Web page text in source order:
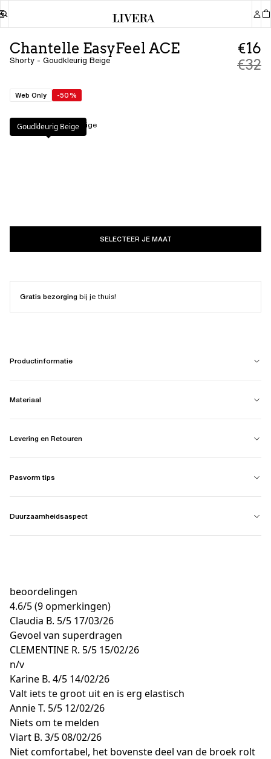
Chantelle EasyFeel ACE
Shorty - Goudkleurig Beige
€16
€32
Web Only -50%
Kleur: Goudkleurig Beige
Goudkleurig Beige
SELECTEER JE MAAT
Gratis bezorgingbij je thuis!
Productinformatie
Materiaal
Levering en Retouren
Pasvorm tips
Duurzaamheidsaspect
beoordelingen
4.6/5(9 opmerkingen)
Claudia B. 5/5 17/03/26
Gevoel van superdragen
CLEMENTINE R. 5/5 15/02/26
n/v
Karine B. 4/5 14/02/26
Valt iets te groot uit en is erg elastisch
Annie T. 5/5 12/02/26
Niets om te melden
Viart B. 3/508/02/26
Niet comfortabel, het bovenste deel van de broek rolt